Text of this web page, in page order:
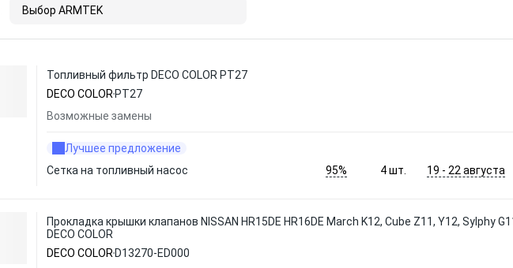
Выбор ARMTEK
Топливный фильтр DECO COLOR PT27
DECO COLOR PT27
Возможные замены
Лучшее предложение
Сетка на топливный насос
95% 4шт. 19 - 22 августа
Прокладка крышки клапанов NISSAN HR15DE HR16DE March K12, Cube Z11, Y12, Sylphy
DECO COLOR
DECO COLOR D13270-ED000